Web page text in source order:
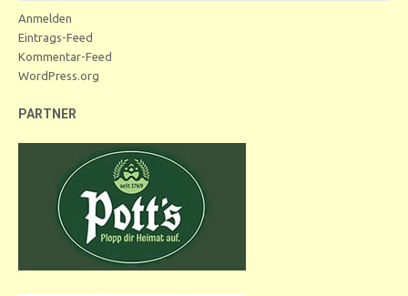
Anmelden
Eintrags-Feed
Kommentar-Feed
WordPress.org
PARTNER